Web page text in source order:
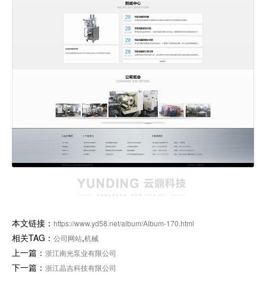
本文链接： https://www.yd58.net/album/Album-170.html
相关TAG： 公司网站,机械
上一篇： 浙江南光泵业有限公司
下一篇： 浙江晶吉科技有限公司